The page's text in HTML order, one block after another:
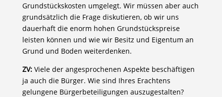
Grundstückskosten umgelegt. Wir müssen aber auch
grundsätzlich die Frage diskutieren, ob wir uns
dauerhaft die enorm hohen Grundstückspreise
leisten können und wie wir Besitz und Eigentum an
Grund und Boden weiterdenken.
ZV: Viele der angesprochenen Aspekte beschäftigen
ja auch die Bürger. Wie sind Ihres Erachtens
gelungene Bürgerbeteiligungen auszugestalten?